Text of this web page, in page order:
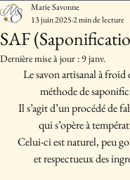
SAF
Marie Savonne
13 juin 20252 min de lecture
Dernière mise à jour : 9 janv.
Le savon artisanal à froid
méthode de
Il s’agit d’un procédé de
qui s’opère à
Celui-ci est naturel, peu
et respectueux des